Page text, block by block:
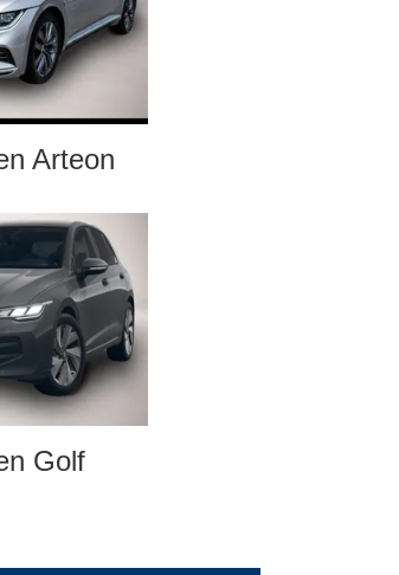
Arteon
Golf